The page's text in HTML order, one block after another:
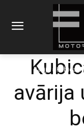
Rallijs Kubicam
avārija